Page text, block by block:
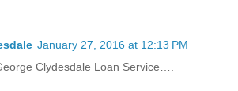
January 27, 2016 at 12:13 PM
Clydesdale Loan Service….